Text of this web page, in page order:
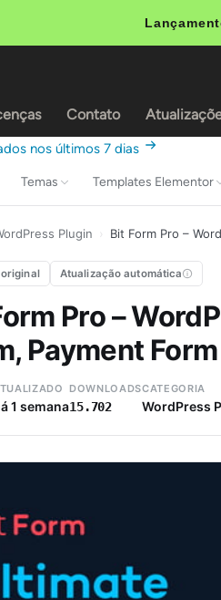
Contato
nos últimos 7 dias
Temas Templates Elementor
Plugin Bit Form Pro –
Atualização automática
Pro –
Payment
1 semana
DOWNLOADS
15.702
CATEGORIA
WordPress